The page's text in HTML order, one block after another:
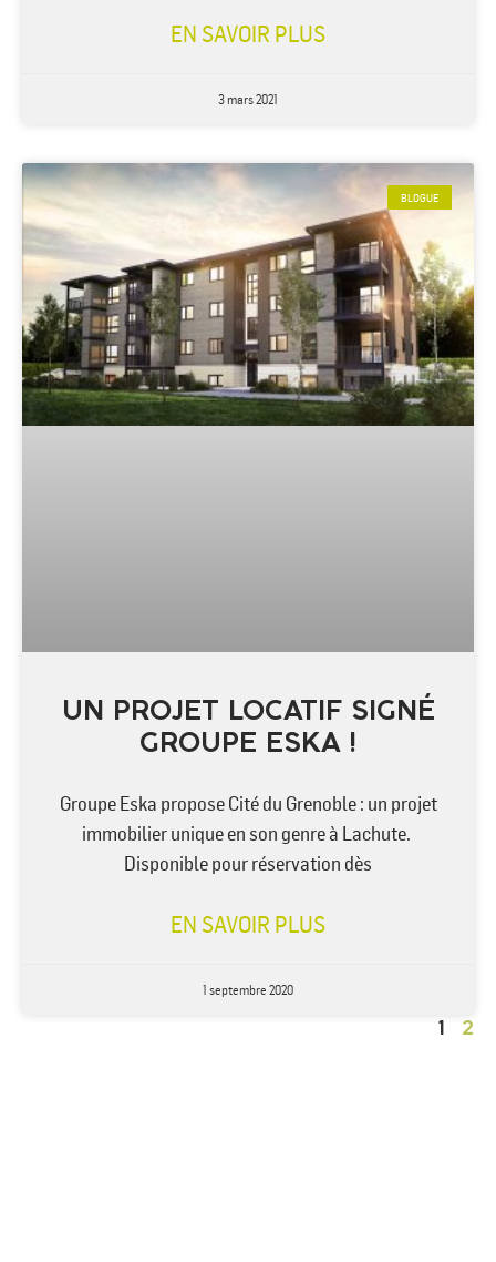
EN SAVOIR PLUS
3 mars 2021
BLOGUE
UN PROJET LOCATIF SIGNÉ
GROUPE ESKA !
Groupe Eska propose Cité du Grenoble : un projet
immobilier unique en son genre à Lachute.
Disponible pour réservation dès
EN SAVOIR PLUS
1 septembre 2020
1 2